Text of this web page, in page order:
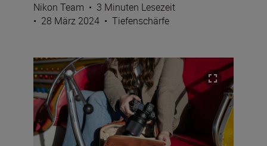
Nikon Team • 3 Minuten Lesezeit
• 28 März 2024 • Tiefenschärfe